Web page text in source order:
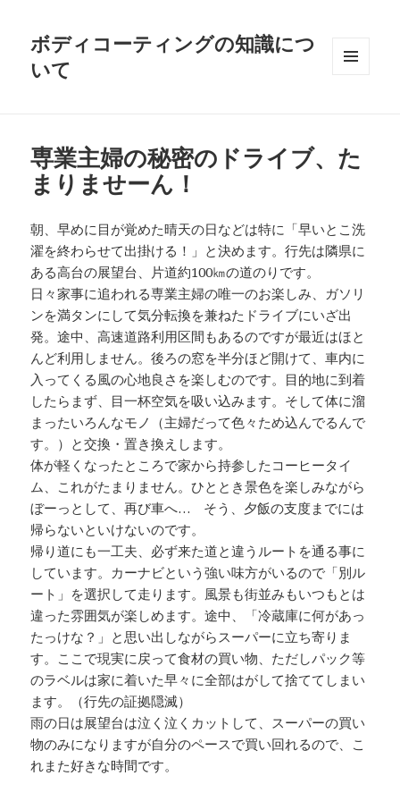
ボディコーティングの知識につ
いて
専業主婦の秘密のドライブ、た
まりませーん！
朝、早めに目が覚めた晴天の日などは特に「早いとこ洗
濯を終わらせて出掛ける！」と決めます。行先は隣県に
ある高台の展望台、片道約100㎞の道のりです。
日々家事に追われる専業主婦の唯一のお楽しみ、ガソリ
ンを満タンにして気分転換を兼ねたドライブにいざ出
発。途中、高速道路利用区間もあるのですが最近はほと
んど利用しません。後ろの窓を半分ほど開けて、車内に
入ってくる風の心地良さを楽しむのです。目的地に到着
したらまず、目一杯空気を吸い込みます。そして体に溜
まったいろんなモノ（主婦だって色々ため込んでるんで
す。）と交換・置き換えします。
体が軽くなったところで家から持参したコーヒータイ
ム、これがたまりません。ひととき景色を楽しみながら
ぼーっとして、再び車へ… そう、夕飯の支度までには
帰らないといけないのです。
帰り道にも一工夫、必ず来た道と違うルートを通る事に
しています。カーナビという強い味方がいるので「別ル
ート」を選択して走ります。風景も街並みもいつもとは
違った雰囲気が楽しめます。途中、「冷蔵庫に何があっ
たっけな？」と思い出しながらスーパーに立ち寄りま
す。ここで現実に戻って食材の買い物、ただしパック等
のラベルは家に着いた早々に全部はがして捨ててしまい
ます。（行先の証拠隠滅）
雨の日は展望台は泣く泣くカットして、スーパーの買い
物のみになりますが自分のペースで買い回れるので、こ
れまた好きな時間です。